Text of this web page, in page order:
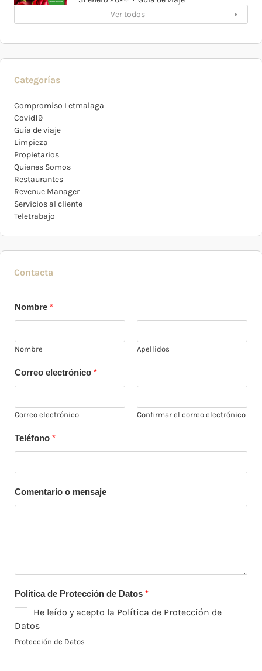
Ver todos
Categorías
Compromiso Letmalaga
Covid19
Guía de viaje
Limpieza
Propietarios
Quienes Somos
Restaurantes
Revenue Manager
Servicios al cliente
Teletrabajo
Contacta
Nombre *
Nombre Apellidos
Correo electrónico *
Correo electrónico Confirmar el correo electrónico
Teléfono *
Comentario o mensaje
Política de Protección de Datos *
He leído y acepto la Política de Protección de
Datos
Protección de Datos